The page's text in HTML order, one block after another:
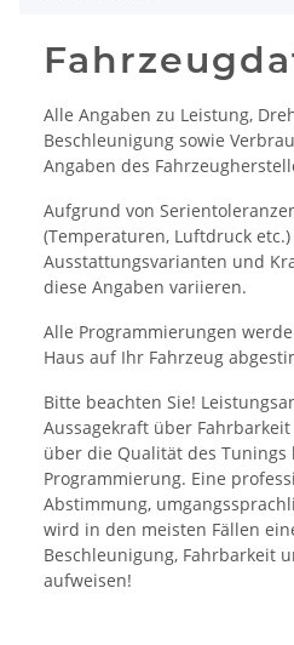
Alle Angaben zu Leistung,
Beschleunigung sowie
Angaben des
Aufgrund von
(Temperaturen, Luftdruck etc.)
Ausstattungsvarianten und
diese Angaben variieren.
Alle Programmierungen
Haus auf Ihr Fahrzeug
Bitte beachten Sie!
Aussagekraft über
über die Qualität des Tunings
Programmierung. Eine
Abstimmung,
wird in den meisten Fällen
Beschleunigung, Fahrbarkeit
aufweisen!